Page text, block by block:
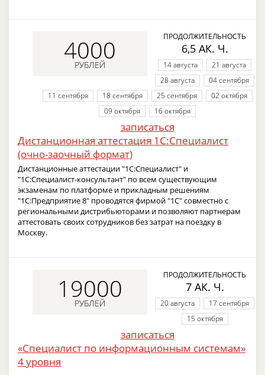
4000
РУБЛЕЙ
ПРОДОЛЖИТЕЛЬНОСТЬ
6,5 АК. Ч.
14 августа
21 августа
28 августа
04 сентября
11 сентября
18 сентября 25 сентября
02 октября
09 октября
16 октября
записаться
Дистанционная аттестация 1С:Специалист
(очно-заочный формат)
Дистанционные аттестации "1С:Специалист" и
"1С:Специалист-консультант" по всем существующим
экзаменам по платформе и прикладным решениям
"1С:Предприятие 8" проводятся фирмой "1С" совместно с
региональными дистрибьюторами и позволяют партнерам
аттестовать своих сотрудников без затрат на поездку в
Москву.
19000
РУБЛЕЙ
ПРОДОЛЖИТЕЛЬНОСТЬ
7 АК. Ч.
20 августа
17 сентября
15 октября
записаться
«Специалист по информационным системам»
4 уровня